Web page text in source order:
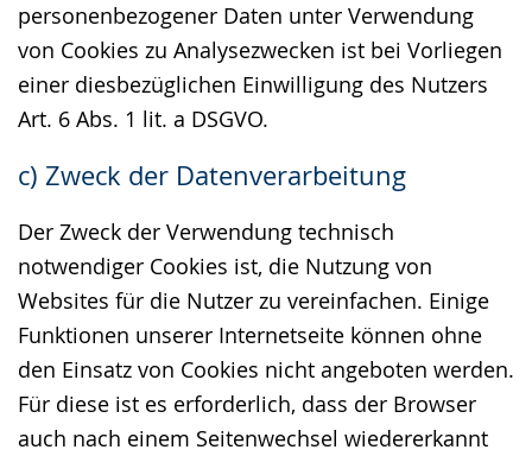
personenbezogener Daten unter Verwendung
von Cookies zu Analysezwecken ist bei Vorliegen
einer diesbezüglichen Einwilligung des Nutzers
Art. 6 Abs. 1 lit. a DSGVO.
c) Zweck der Datenverarbeitung
Der Zweck der Verwendung technisch
notwendiger Cookies ist, die Nutzung von
Websites für die Nutzer zu vereinfachen. Einige
Funktionen unserer Internetseite können ohne
den Einsatz von Cookies nicht angeboten werden.
Für diese ist es erforderlich, dass der Browser
auch nach einem Seitenwechsel wiedererkannt